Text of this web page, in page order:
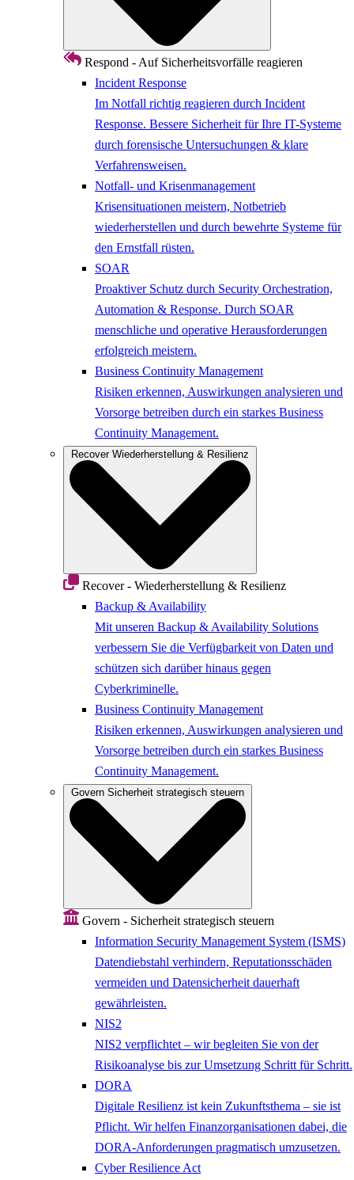
Respond - Auf Sicherheitsvorfälle reagieren
Incident Response
Im Notfall richtig reagieren durch Incident
Response. Bessere Sicherheit für Ihre IT-Systeme
durch forensische Untersuchungen & klare
Verfahrensweisen.
Notfall- und Krisenmanagement
Krisensituationen meistern, Notbetrieb
wiederherstellen und durch bewehrte Systeme für
den Ernstfall rüsten.
SOAR
Proaktiver Schutz durch Security Orchestration,
Automation & Response. Durch SOAR
menschliche und operative Herausforderungen
erfolgreich meistern.
Business Continuity Management
Risiken erkennen, Auswirkungen analysieren und
Vorsorge betreiben durch ein starkes Business
Continuity Management.
Recover Wiederherstellung & Resilienz
Recover - Wiederherstellung & Resilienz
Backup & Availability
Mit unseren Backup & Availability Solutions
verbessern Sie die Verfügbarkeit von Daten und
schützen sich darüber hinaus gegen
Cyberkriminelle.
Business Continuity Management
Risiken erkennen, Auswirkungen analysieren und
Vorsorge betreiben durch ein starkes Business
Continuity Management.
Govern Sicherheit strategisch steuern
Govern - Sicherheit strategisch steuern
Information Security Management System (ISMS)
Datendiebstahl verhindern, Reputationsschäden
vermeiden und Datensicherheit dauerhaft
gewährleisten.
NIS2
NIS2 verpflichtet – wir begleiten Sie von der
Risikoanalyse bis zur Umsetzung Schritt für Schritt.
DORA
Digitale Resilienz ist kein Zukunftsthema – sie ist
Pflicht. Wir helfen Finanzorganisationen dabei, die
DORA-Anforderungen pragmatisch umzusetzen.
Cyber Resilience Act